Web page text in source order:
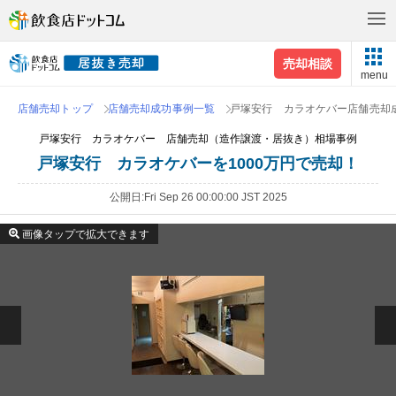
売却相談
menu
店舗売却トップ 店舗売却成功事例一覧 戸塚安行 カラオケバー店舗売却
戸塚安行 カラオケバー 店舗売却（造作譲渡・居抜き）相場事例
戸塚安行 カラオケバーを1000万円で売却！
公開日 Fri Sep 26 00:00:00 JST 2025
画像タップで拡大できます